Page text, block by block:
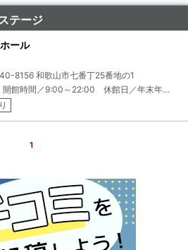
テージ
ール
8156 和歌山市七番丁25番地の1
営業時間：開館時間／9:00～22:00 休館日／年末年始（12月29日～1月3日）※臨時休館あり
1